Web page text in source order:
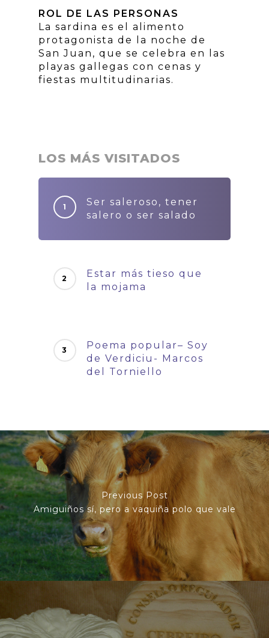
ROL DE LAS PERSONAS
La sardina es el alimento
protagonista de la noche de
San Juan, que se celebra en las
playas gallegas con cenas y
fiestas multitudinarias.
LOS MÁS VISITADOS
Ser saleroso, tener
salero o ser salado
Estar más tieso que
la mojama
Poema popular– Soy
de Verdiciu- Marcos
del Torniello
Previous Post
Amiguiños sí, pero a vaquiña polo que vale